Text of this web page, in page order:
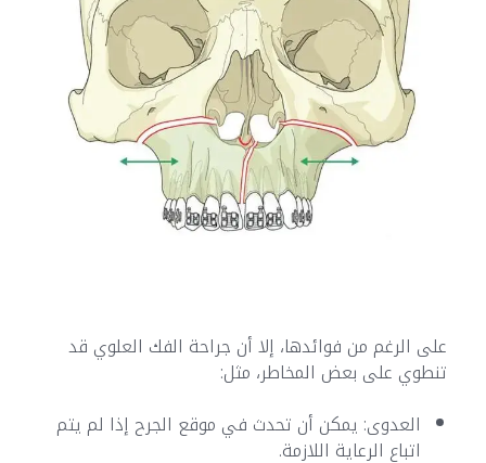
على الرغم من فوائدها، إلا أن جراحة الفك العلوي قد
تنطوي على بعض المخاطر، مثل:
العدوى: يمكن أن تحدث في موقع الجرح إذا لم يتم
اتباع الرعاية اللازمة.